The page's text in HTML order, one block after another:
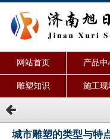
网站首页 产品中
雕塑知识 施工现
城市雕塑的类型与特